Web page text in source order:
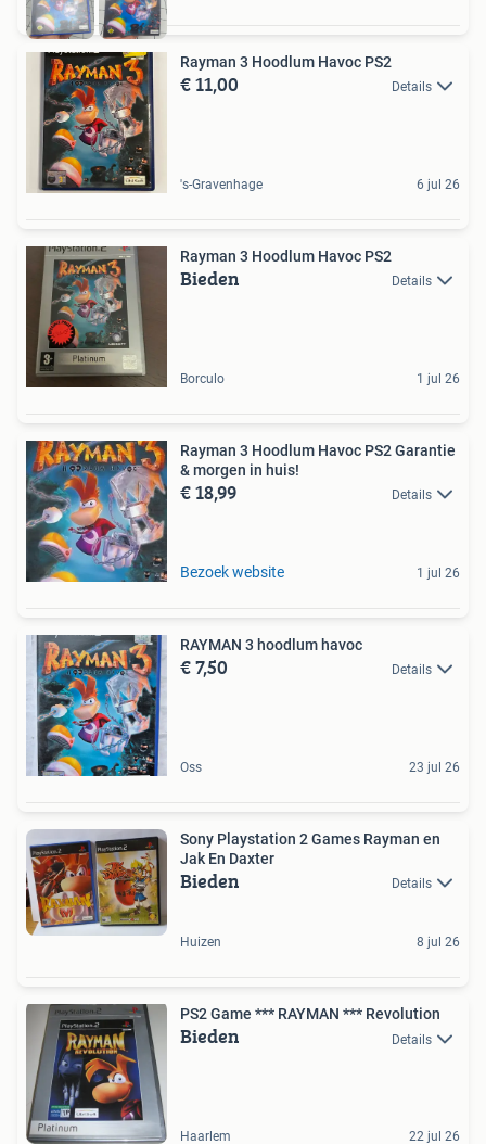
Rayman 3 Hoodlum Havoc PS2
€ 11,00 Details
's-Gravenhage 6 jul 26
Rayman 3 Hoodlum Havoc PS2
Bieden Details
Borculo 1 jul 26
Rayman 3 Hoodlum Havoc PS2 Garantie
& morgen in huis!
€ 18,99 Details
Bezoek website 1 jul 26
RAYMAN 3 hoodlum havoc
€ 7,50 Details
Oss 23 jul 26
Sony Playstation 2 Games Rayman en
Jak En Daxter
Bieden Details
Huizen 8 jul 26
PS2 Game *** RAYMAN *** Revolution
Bieden Details
Haarlem 22 jul 26